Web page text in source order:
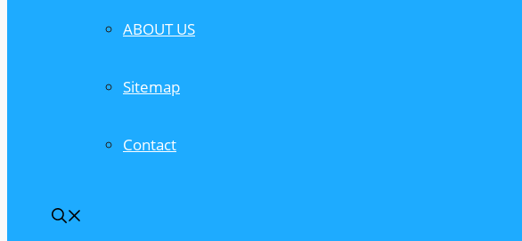
ABOUT US
Sitemap
Contact